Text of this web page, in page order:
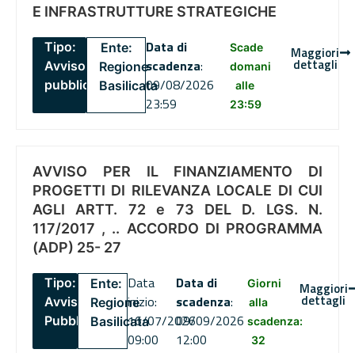
E INFRASTRUTTURE STRATEGICHE
Tipo:
Avviso
pubblico
Ente:
Regione
Basilicata
Data di
scadenza:
09/08/2026
23:59
Scade
domani
alle
23:59
Maggiori
dettagli
AVVISO PER IL FINANZIAMENTO DI
PROGETTI DI RILEVANZA LOCALE DI CUI
AGLI ARTT. 72 e 73 DEL D. LGS. N.
117/2017 , .. ACCORDO DI PROGRAMMA
(ADP) 25- 27
Tipo:
Avviso
Pubblico
Ente:
Regione
Basilicata
Data
inizio:
16/07/2026
09:00
Data di
scadenza:
09/09/2026
12:00
Giorni
alla
scadenza:
32
Maggiori
dettagli